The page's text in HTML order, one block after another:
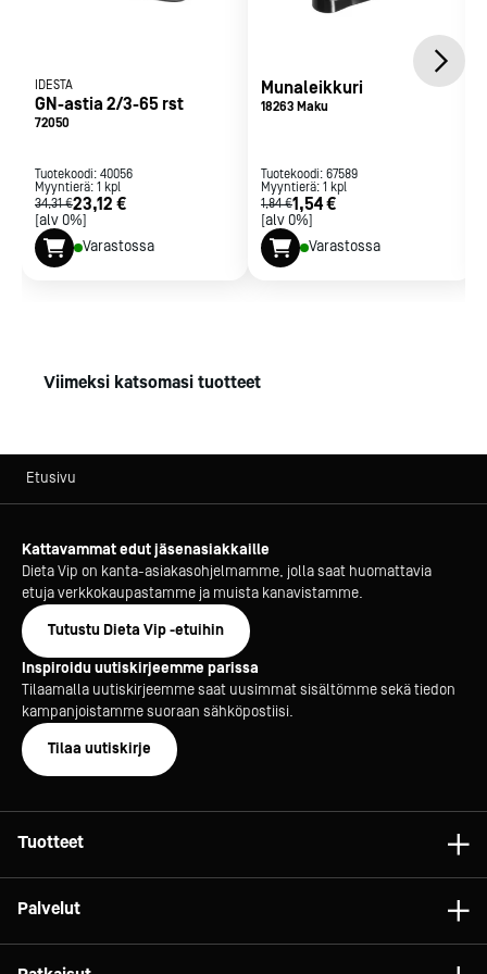
IDESTA
GN-astia 2/3-65 rst
72050
Tuotekoodi: 40056
Myyntierä: 1 kpl
34,31 €23,12 €
[alv 0%]
Varastossa
Munaleikkuri
18263 Maku
Tuotekoodi: 67589
Myyntierä: 1 kpl
1,84 €1,54 €
[alv 0%]
Varastossa
Viimeksi katsomasi tuotteet
Etusivu
Kattavammat edut jäsenasiakkaille
Dieta Vip on kanta-asiakasohjelmamme, jolla saat huomattavia
etuja verkkokaupastamme ja muista kanavistamme.
Tutustu Dieta Vip -etuihin
Inspiroidu uutiskirjeemme parissa
Tilaamalla uutiskirjeemme saat uusimmat sisältömme sekä tiedon
kampanjoistamme suoraan sähköpostiisi.
Tilaa uutiskirje
Tuotteet
Palvelut
Konsultointi